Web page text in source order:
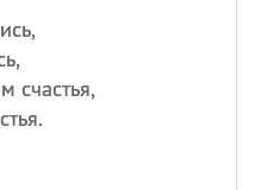
счастья,
празднуют именины